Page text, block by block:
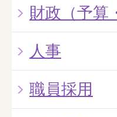
財政（予算
人事
職員採用